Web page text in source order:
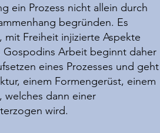
ein Prozess nicht allein durch
begründen. Es
mit Freiheit injizierte Aspekte
Gospodins Arbeit beginnt daher
eines Prozesses und geht
einem Formengerüst, einem
welches dann einer
wird.